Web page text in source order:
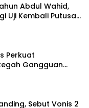
Abdul Wahid,
Uji Kembali Putusan
Perkuat
Gangguan
Sebut Vonis 2